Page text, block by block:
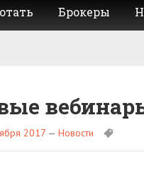
Брокеры
2017 — Новости